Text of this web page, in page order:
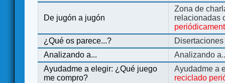
De jugón a jugón
Zona de
relacionadas
¿Qué os parece...?
Analizando a...
Analizando
Ayudadme a elegir: ¿Qué juego
me compro?
Ayudadme a
reciclado